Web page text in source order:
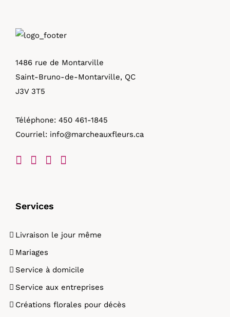
1486 rue de Montarville
Saint-Bruno-de-Montarville, QC
J3V 3T5
Téléphone: 450 461-1845
Courriel: info@marcheauxfleurs.ca
Services
Livraison le jour même
Mariages
Service à domicile
Service aux entreprises
Créations florales pour décès